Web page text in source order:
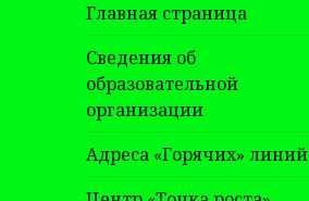
Главная страница
Сведения об
образовательной
организации
Адреса «Горячих» линий